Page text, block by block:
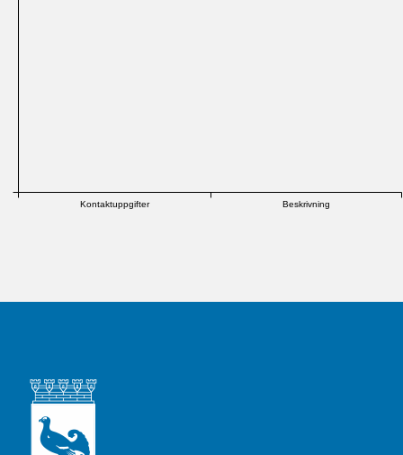
Kontaktuppgifter Beskrivning